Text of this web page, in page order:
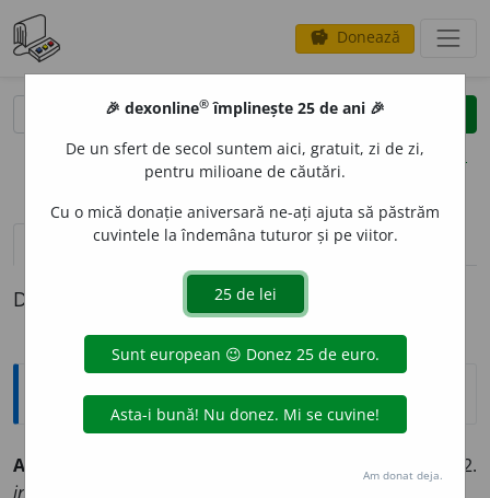
savings Donează
clear
opțiuni
definiții (1)
Definiția cu ID-ul 350839:
Explicative DEX
A REBEG
A face să se rebegească. 2.
intranz.
🎉 dexonline® împlinește 25 de ani 🎉
De un sfert de secol suntem aici, gratuit, zi de zi,
pentru milioane de căutări.
Cu o mică donație aniversară ne-ați ajuta să păstrăm
cuvintele la îndemâna tuturor și pe viitor.
Am donat deja.